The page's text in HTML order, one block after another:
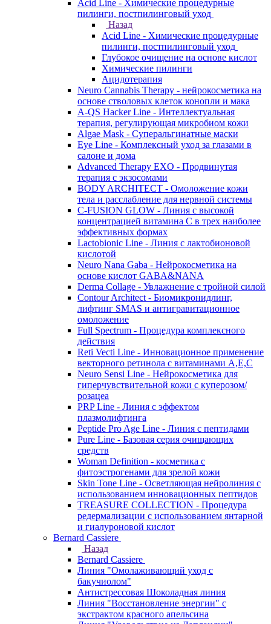
Acid Line - Химические процедурные
пилинги, постпилинговый уход
Назад
Acid Line - Химические процедурные
пилинги, постпилинговый уход
Глубокое очищение на основе кислот
Химические пилинги
Ацидотерапия
Neuro Cannabis Therapy - нейрокосметика на
основе стволовых клеток конопли и мака
A-QS Hacker Line - Интеллектуальная
терапия, регулирующая микробиом кожи
Algae Mask - Суперальгинатные маски
Eye Line - Комплексный уход за глазами в
салоне и дома
Advanced Therapy EXO - Продвинутая
терапия с экзосомами
BODY ARCHITECT - Омоложение кожи
тела и расслабление для нервной системы
C-FUSION GLOW - Линия с высокой
концентрацией витамина C в трех наиболее
эффективных формах
Lactobionic Line - Линия с лактобионовой
кислотой
Neuro Nana Gaba - Нейрокосметика на
основе кислот GABA&NANA
Derma Collage - Увлажнение с тройной силой
Contour Architect - Биомикронидлинг,
лифтинг SMAS и антигравитационное
омоложение
Full Spectrum - Процедура комплексного
действия
Reti Vecti Line - Инновационное применение
векторного ретинола с витаминами A,Е,С
Neuro Sensi Line - Нейрокосметика для
гиперчувствительной кожи с куперозом/
розацеа
PRP Line - Линия с эффектом
плазмолифтинга
Peptide Pro Age Line - Линия с пептидами
Pure Line - Базовая серия очищающих
средств
Woman Definition - косметика с
фитоэстрогенами для зрелой кожи
Skin Tone Line - Осветляющая нейролиния с
использованием инновационных пептидов
TREASURE COLLECTION - Процедура
редермализации с использованием янтарной
и гиалуроновой кислот
Bernard Cassiere
Назад
Bernard Cassiere
Линия "Омолаживающий уход с
бакучиолом"
Антистрессовая Шоколадная линия
Линия "Восстановление энергии" с
экстрактом красного апельсина